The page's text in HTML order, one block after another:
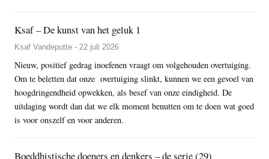
Ksaf – De kunst van het geluk 1
Ksaf Vandeputte - 22 juli 2026
Nieuw, positief gedrag inoefenen vraagt om volgehouden overtuiging.
Om te beletten dat onze overtuiging slinkt, kunnen we een gevoel van
hoogdringendheid opwekken, als besef van onze eindigheid. De
uitdaging wordt dan dat we elk moment benutten om te doen wat goed
is voor onszelf en voor anderen.
Boeddhistische doeners en denkers – de serie (29)